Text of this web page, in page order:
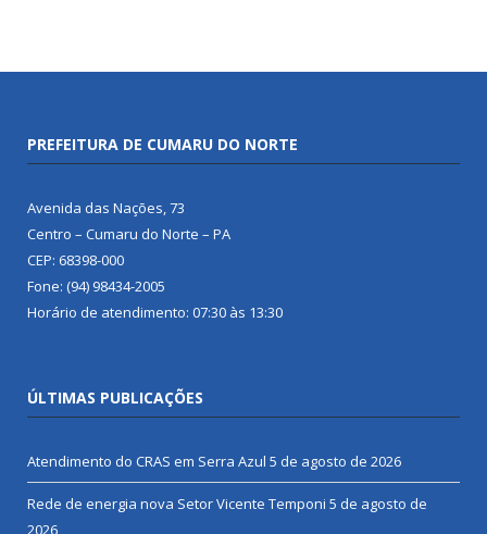
PREFEITURA DE CUMARU DO NORTE
Avenida das Nações, 73
Centro – Cumaru do Norte – PA
CEP: 68398-000
Fone: (94) 98434-2005
Horário de atendimento: 07:30 às 13:30
ÚLTIMAS PUBLICAÇÕES
Atendimento do CRAS em Serra Azul 5 de agosto de 2026
Rede de energia nova Setor Vicente Temponi 5 de agosto de
2026